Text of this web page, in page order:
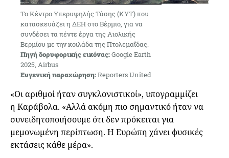
Το Κέντρο Υπερυψηλής Τάσης (ΚΥΤ) που
κατασκευάζει η ΔΕΗ στο Βέρμιο, για να
συνδέσει τα πέντε έργα της Αιολικής
Βερμίου με την κοιλάδα της Πτολεμαΐδας.
Πηγή δορυφορικής εικόνας:Google Earth
2025, Airbus
Ευγενική παραχώρηση:Reporters United
«Οι αριθμοί ήταν συγκλονιστικοί», υπογραμμίζει
η Καράβολα. «Αλλά ακόμη πιο σημαντικό ήταν να
συνειδητοποιήσουμε ότι δεν πρόκειται για
μεμονωμένη περίπτωση. Η Ευρώπη χάνει φυσικές
εκτάσεις κάθε μέρα».